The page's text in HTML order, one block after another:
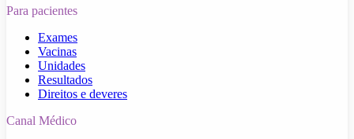
Para pacientes
Exames
Vacinas
Unidades
Resultados
Direitos e deveres
Canal Médico